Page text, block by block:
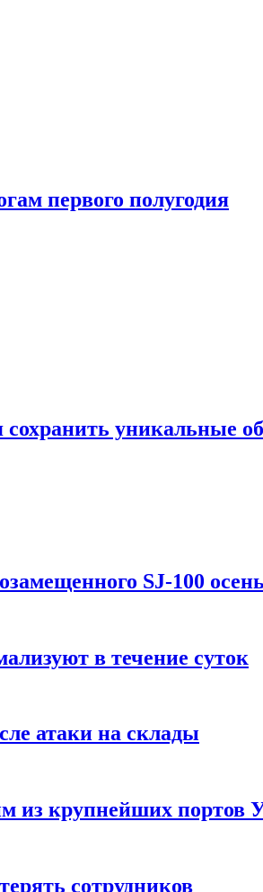
первого полугодия
уникальные
SJ-100
в течение суток
атаки на склады
из крупнейших портов
сотрудников